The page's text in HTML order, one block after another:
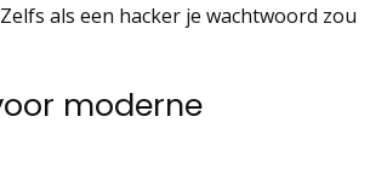
als een hacker je wachtwoord zou
moderne